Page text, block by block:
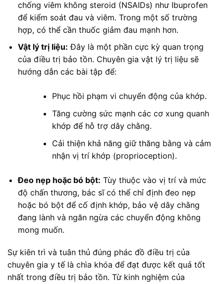
chống viêm không steroid (NSAIDs) như Ibuprofen
để kiểm soát đau và viêm. Trong một số trường
hợp, có thể cần thuốc giảm đau mạnh hơn.
Vật lý trị liệu: Đây là một phần cực kỳ quan trọng
của điều trị bảo tồn. Chuyên gia vật lý trị liệu sẽ
hướng dẫn các bài tập để:
Phục hồi phạm vi chuyển động của khớp.
Tăng cường sức mạnh các cơ xung quanh
khớp để hỗ trợ dây chằng.
Cải thiện khả năng giữ thăng bằng và cảm
nhận vị trí khớp (proprioception).
Đeo nẹp hoặc bó bột: Tùy thuộc vào vị trí và mức
độ chấn thương, bác sĩ có thể chỉ định đeo nẹp
hoặc bó bột để cố định khớp, bảo vệ dây chằng
đang lành và ngăn ngừa các chuyển động không
mong muốn.
Sự kiên trì và tuân thủ đúng phác đồ điều trị của
chuyên gia y tế là chìa khóa để đạt được kết quả tốt
nhất trong điều trị bảo tồn. Từ kinh nghiệm của